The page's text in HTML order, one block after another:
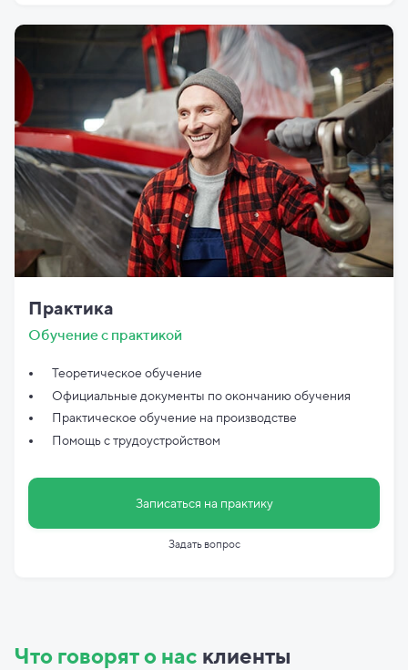
Практика
Обучение с практикой
Теоретическое обучение
Официальные документы поокончанию обучения
Практическое обучение на производстве
Помощь с трудоустройством
Записаться на практику
Задать вопрос
Что говорят о нас клиенты